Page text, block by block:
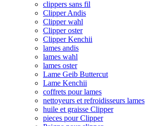
clippers sans fil
Clipper Andis
Clipper wahl
Clipper oster
Clipper Kenchii
lames andis
lames wahl
lames oster
Lame Geib Buttercut
Lame Kenchii
coffrets pour lames
nettoyeurs et refroidisseurs lames
huile et graisse Clipper
pieces pour Clipper